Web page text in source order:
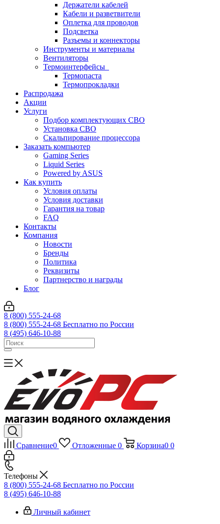
Держатели кабелей
Кабели и разветвители
Оплетка для проводов
Подсветка
Разъемы и коннекторы
Инструменты и материалы
Вентиляторы
Термоинтерфейсы
Термопаста
Термопрокладки
Распродажа
Акции
Услуги
Подбор комплектующих СВО
Установка СВО
Скальпирование процессора
Заказать компьютер
Gaming Series
Liquid Series
Powered by ASUS
Как купить
Условия оплаты
Условия доставки
Гарантия на товар
FAQ
Контакты
Компания
Новости
Бренды
Политика
Реквизиты
Партнерство и награды
Блог
8 (800) 555-24-68
8 (800) 555-24-68 Бесплатно по России
8 (495) 646-10-88
Сравнение0 Отложенные 0 Корзина0 0
Телефоны
8 (800) 555-24-68 Бесплатно по России
8 (495) 646-10-88
Личный кабинет